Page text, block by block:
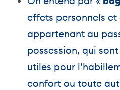
effets personnels
appartenant au
possession, qui
utiles pour
confort ou toute